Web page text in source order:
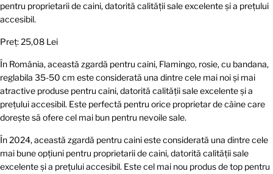
pentru proprietarii de caini, datorită calității sale excelente și a prețului
accesibil.
Preț: 25,08 Lei
În România, această zgardă pentru caini, Flamingo, rosie, cu bandana,
reglabila 35-50 cm este considerată una dintre cele mai noi și mai
atractive produse pentru caini, datorită calității sale excelente și a
prețului accesibil. Este perfectă pentru orice proprietar de câine care
dorește să ofere cel mai bun pentru nevoile sale.
În 2024, această zgardă pentru caini este considerată una dintre cele
mai bune opțiuni pentru proprietarii de caini, datorită calității sale
excelente și a prețului accesibil. Este cel mai nou produs de top pentru